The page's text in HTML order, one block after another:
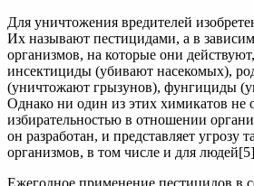
Для уничтожения вредителей
Их называют пестицидами, а в
организмов, на которые они
инсектициды (убивают насекомых),
(уничтожают грызунов), фунгициды
Однако ни один из этих химикатов не
избирательностью в отношении
он разработан, и представляет угрозу
организмов, в том числе и для
Ежегодное применение пестицидов в